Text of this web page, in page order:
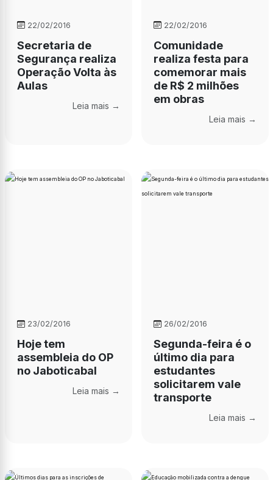
22/02/2016
Secretaria de
Segurança realiza
Operação Volta às
Aulas
Leia mais →
22/02/2016
Comunidade
realiza festa para
comemorar mais
de R$ 2 milhões
em obras
Leia mais →
23/02/2016
Hoje tem
assembleia do OP
no Jaboticabal
Leia mais →
26/02/2016
Segunda-feira é o
último dia para
estudantes
solicitarem vale
transporte
Leia mais →